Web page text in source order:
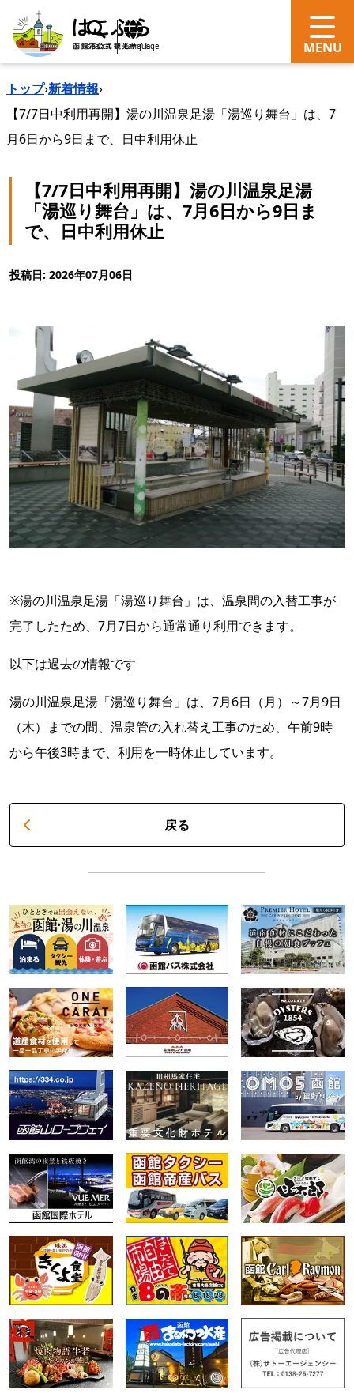
search Language
トップ›新着情報›
【7/7日中利用再開】湯の川温泉足湯「湯巡り舞台」は、7
月6日から9日まで、日中利用休止
【7/7日中利用再開】湯の川温泉足湯
「湯巡り舞台」は、7月6日から9日ま
で、日中利用休止
投稿日: 2026年07月06日
※湯の川温泉足湯「湯巡り舞台」は、温泉間の入替工事が
完了したため、7月7日から通常通り利用できます。
以下は過去の情報です
湯の川温泉足湯「湯巡り舞台」は、7月6日（月）～7月9日
（木）までの間、温泉管の入れ替え工事のため、午前9時
から午後3時まで、利用を一時休止しています。
戻る